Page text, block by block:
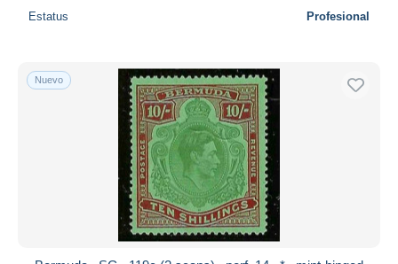
Estatus Profesional
Nuevo